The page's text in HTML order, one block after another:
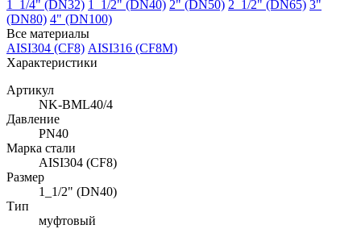
1_1/4" (DN32) 1_1/2" (DN40) 2" (DN50) 2_1/2" (DN65) 3"
(DN80) 4" (DN100)
Все материалы
AISI304 (CF8) AISI316 (CF8M)
Характеристики
Артикул
NK-BML40/4
Давление
PN40
Марка стали
AISI304 (CF8)
Размер
1_1/2" (DN40)
Тип
муфтовый